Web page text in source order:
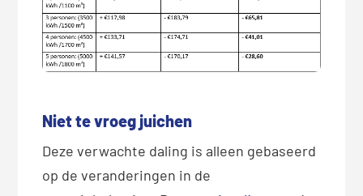
Niet te vroeg juichen
Deze verwachte daling is alleen gebaseerd
op de veranderingen in de